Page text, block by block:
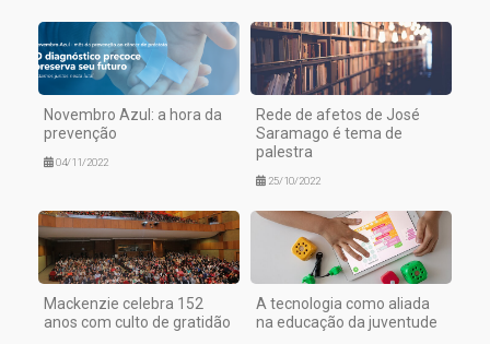
Novembro Azul: a hora da
prevenção
04/11/2022
Rede de afetos de José
Saramago é tema de
palestra
25/10/2022
Mackenzie celebra 152
anos com culto de gratidão
A tecnologia como aliada
na educação da juventude